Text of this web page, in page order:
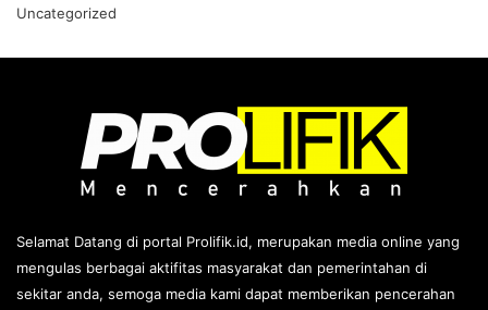
Uncategorized
Selamat Datang di portal Prolifik.id, merupakan media online yang
mengulas berbagai aktifitas masyarakat dan pemerintahan di
sekitar anda, semoga media kami dapat memberikan pencerahan